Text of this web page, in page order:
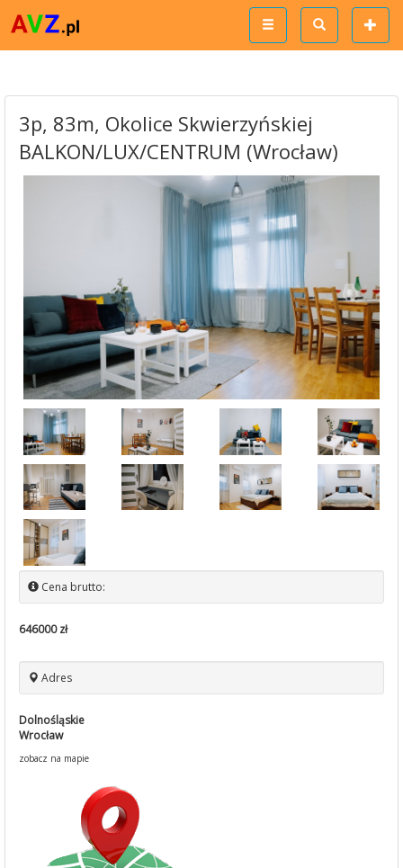
3p, 83m, Okolice Skwierzyńskiej
BALKON/LUX/CENTRUM (Wrocław)
Cena brutto:
646000 zł
Adres
Dolnośląskie
Wrocław
zobacz na mapie